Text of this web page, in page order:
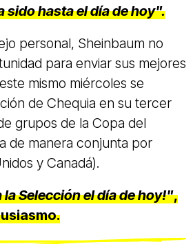
sido hasta el día de hoy".
personal, Sheinbaum no
para enviar sus mejores
mismo miércoles se
de Chequia en su tercer
grupos de la Copa del
de manera conjunta por
y Canadá).
Selección el día de hoy!",